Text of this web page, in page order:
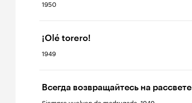
1950
¡Olé torero!
1949
Всегда возвращайтесь на рассвете